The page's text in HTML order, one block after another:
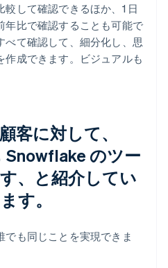
して確認できるほか、1 日
年比で確認することも可能で
べて確認して、細分化し、思
作成できます。ビジュアルも
客に対して、
Snowflake のツー
、と紹介してい
す。
でも同じことを実現できま